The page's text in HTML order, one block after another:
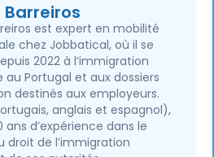
est expert en mobilité
chez Jobbatical, où il se
2022 à l’immigration
au Portugal et aux dossiers
destinés aux employeurs.
anglais et espagnol),
ans d’expérience dans le
droit de l’immigration